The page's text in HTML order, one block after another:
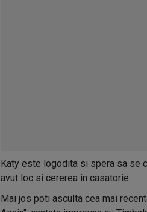
Katy este logodita si spera sa se
avut loc si cererea in casatorie.
Mai jos poti asculta cea mai